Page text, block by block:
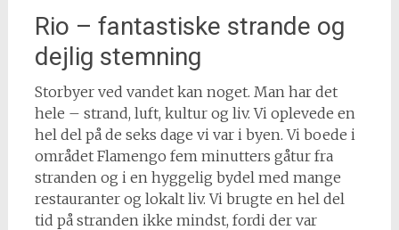
Rio – fantastiske strande og
dejlig stemning
Storbyer ved vandet kan noget. Man har det
hele – strand, luft, kultur og liv. Vi oplevede en
hel del på de seks dage vi var i byen. Vi boede i
området Flamengo fem minutters gåtur fra
stranden og i en hyggelig bydel med mange
restauranter og lokalt liv. Vi brugte en hel del
tid på stranden ikke mindst, fordi der var